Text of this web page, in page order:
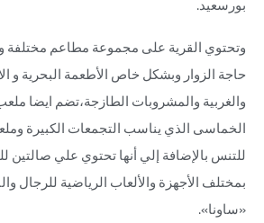
وتحتوي القرية على مجموعة مطاعم مختلفة
حاجة الزوار وبشكل خاص الأطعمة البحرية و
والغربية والمشروبات الطازجة،تضم ايضا
الخماسى الذي يناسب التجمعات الكبيرة
للتنس بالإضافة إلي أنها تحتوي علي
بمختلف الأجهزة والألعاب الرياضية للرجال
«ساونا».